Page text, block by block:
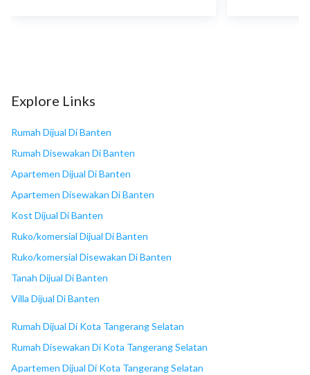
18 Sing Asri Plaza 2
Explore Links
Rumah Dijual Di Banten
Rumah Disewakan Di Banten
Apartemen Dijual Di Banten
Apartemen Disewakan Di Banten
Kost Dijual Di Banten
Ruko/komersial Dijual Di Banten
Ruko/komersial Disewakan Di Banten
Tanah Dijual Di Banten
Villa Dijual Di Banten
Rumah Dijual Di Kota Tangerang Selatan
Rumah Disewakan Di Kota Tangerang Selatan
Apartemen Dijual Di Kota Tangerang Selatan